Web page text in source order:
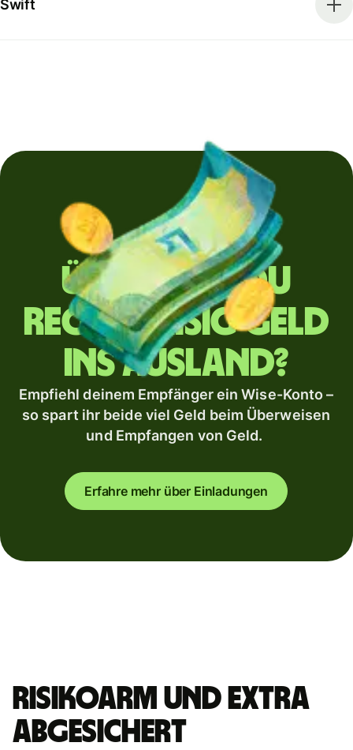
Swift
Überweist du
regelmäßig Geld
ins Ausland?
Empfiehl deinem Empfänger ein Wise-Konto –
so spart ihr beide viel Geld beim Überweisen
und Empfangen von Geld.
Erfahre mehr über Einladungen
Risikoarm und extra
abgesichert